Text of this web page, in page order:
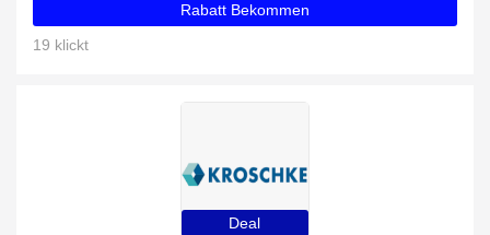
Rabatt Bekommen
19 klickt
Deal